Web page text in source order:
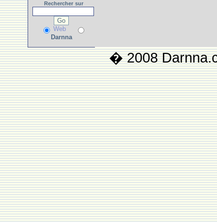
Rechercher sur
Web
Darnna
� 2008